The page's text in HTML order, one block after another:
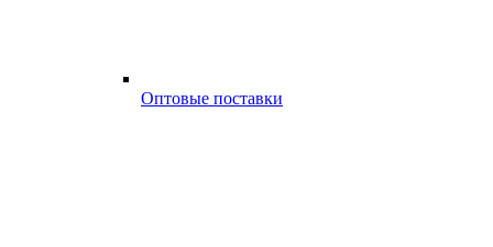
Оптовые поставки